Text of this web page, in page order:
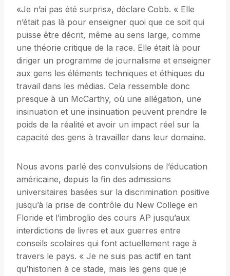
«Je n’ai pas été surpris», déclare Cobb. « Elle
n’était pas là pour enseigner quoi que ce soit qui
puisse être décrit, même au sens large, comme
une théorie critique de la race. Elle était là pour
diriger un programme de journalisme et enseigner
aux gens les éléments techniques et éthiques du
travail dans les médias. Cela ressemble donc
presque à un McCarthy, où une allégation, une
insinuation et une insinuation peuvent prendre le
poids de la réalité et avoir un impact réel sur la
capacité des gens à travailler dans leur domaine.
Nous avons parlé des convulsions de l’éducation
américaine, depuis la fin des admissions
universitaires basées sur la discrimination positive
jusqu’à la prise de contrôle du New College en
Floride et l’imbroglio des cours AP jusqu’aux
interdictions de livres et aux guerres entre
conseils scolaires qui font actuellement rage à
travers le pays. « Je ne suis pas actif en tant
qu’historien à ce stade, mais les gens que je